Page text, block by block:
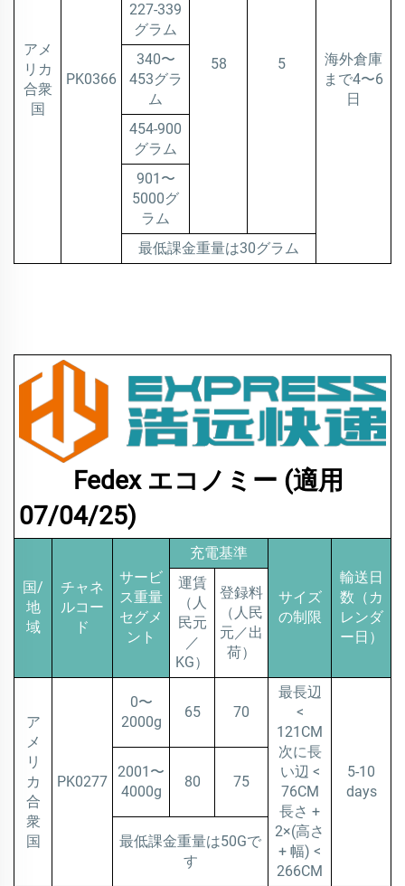
アメ
リカ
合衆
国
PK0366
58 5
海外倉庫
まで4〜6
日
227-339
グラム
340〜
453グラ
ム
454-900
グラム
901〜
5000グ
ラム
最低課金重量は30グラム
Fedex エコノミー (適用
07/04/25)
国/
地
域
チャネ
ルコー
ド
サービ
ス重量
セグメ
ント
充電基準
サイズ
の制限
輸送日
数（カ
レンダ
ー日）
運賃
（人
民元
／
KG）
登録料
（人民
元／出
荷）
ア
メ
リ
カ
合
衆
国
PK0277
0〜
2000g
65 70
最長辺
<
121CM
次に長
い辺 <
76CM
長さ +
2×(高さ
+ 幅) <
266CM
5-10
days
2001〜
4000g
80 75
最低課金重量は50Gで
す